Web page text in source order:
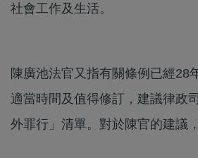
社會工作及生活。
陳廣池法官又指有關條例已經28
適當時間及值得修訂，建議律政
外罪行」清單。對於陳官的建議